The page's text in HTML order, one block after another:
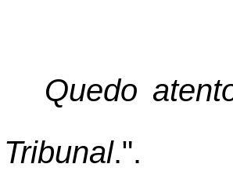
Quedo
Tribunal.".